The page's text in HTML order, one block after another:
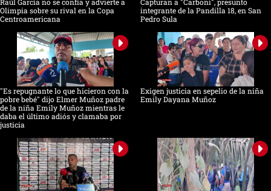
Raúl García no se confía y advierte a
Olimpia sobre su rival en la Copa
Centroamericana
Capturan a "Carboni", presunto
integrante de la Pandilla 18, en San
Pedro Sula
"Es repugnante lo que hicieron con la
pobre bebé" dijo Elmer Muñoz padre
de la niña Emily Muñoz mientras le
daba el último adiós y clamaba por
justicia
Exigen justicia en sepelio de la niña
Emily Dayana Muñoz